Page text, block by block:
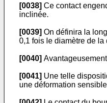
[0038] Ce contact
inclinée.
[0039] On définira la
0,1 fois le diamètre de la
[0040]
[0041] Une telle
une déformation